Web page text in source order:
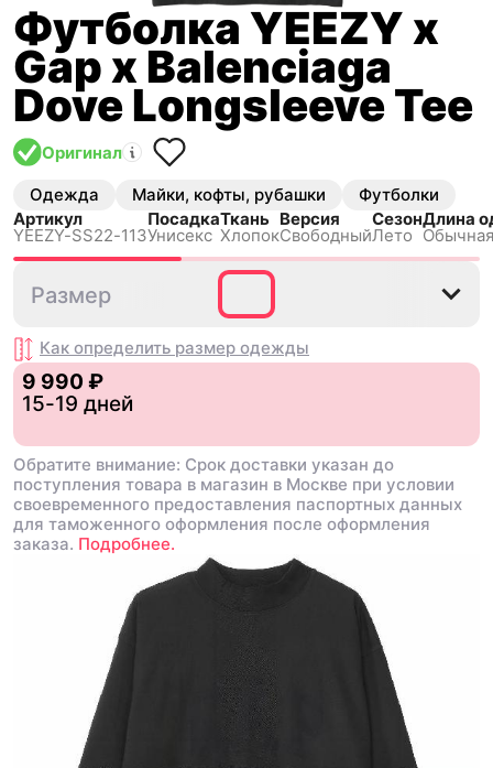
Футболка YEEZY x
Gap x Balenciaga
Dove Longsleeve Tee
Оригинал
Одежда Майки, кофты, рубашки
Футболки
Артикул
YEEZY-SS22-113
Посадка
Унисекс
Ткань
Хлопок
Версия
Свободный
Сезон
Лето
Длина
Размер
Как определить размер одежды
9 990 ₽
15-19 дней
Обратите внимание: Срок доставки указан до
поступления товара в магазин в Москве при условии
своевременного предоставления паспортных данных
для таможенного оформления после оформления
заказа. Подробнее.